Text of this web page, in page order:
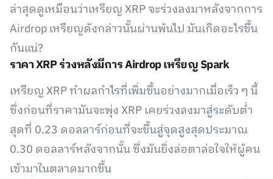
ล่าสุดดูเหมือนว่าเหรียญ XRP จะร่วงลงมาหลังจากการ
Airdrop เหรียญดังกล่าวนั้นผ่านพ้นไป มันเกิดอะไรขึ้น
กันแน่?
ราคา XRP ร่วงหลังมีการ Airdrop เหรียญ Spark
เหรียญ XRP ทำผลกำไรที่เพิ่มขึ้นอย่างมากเมื่อเร็ว ๆ นี้
ซึ่งก่อนที่ราคามันจะพุ่ง XRP เคยร่วงลงมาสู่ระดับต่ำ
สุดที่ 0.23 ดอลลาร์ก่อนที่จะขึ้นสู่จุดสูงสุดประมาณ
0.30 ดอลลาร์หลังจากนั้น ซึ่งมันยิ่งล่อตาล่อใจให้ผู้คน
เข้ามาในตลาดมากขึ้น